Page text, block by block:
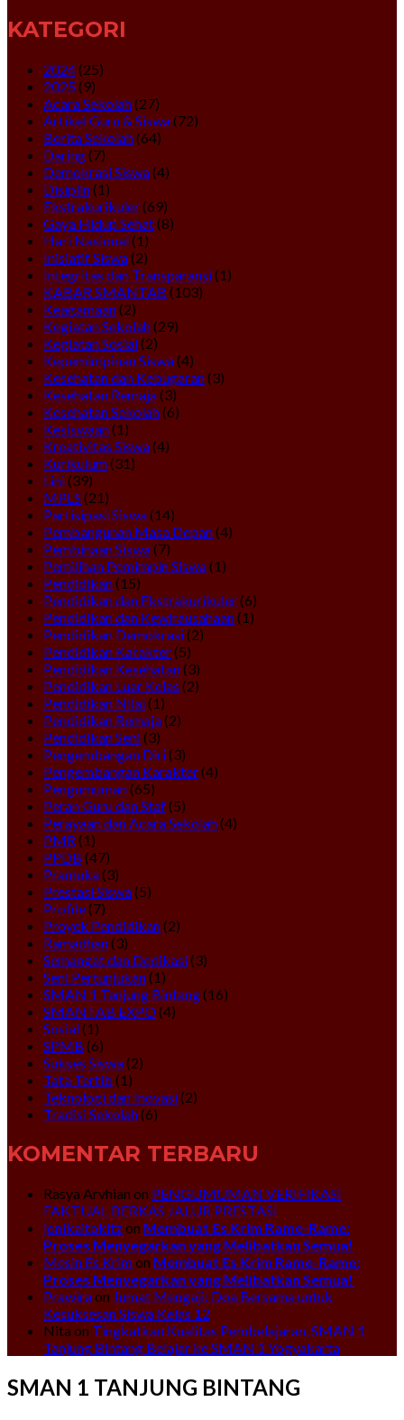
KATEGORI
2024(25)
2025(9)
Acara Sekolah(27)
Artikel Guru & Siswa(72)
Berita Sekolah(64)
Daring(7)
Demokrasi Siswa(4)
Disiplin(1)
Ekstrakurikuler(69)
Gaya Hidup Sehat(8)
Hari Nasional(1)
Inisiatif Siswa(2)
Integritas dan Transparansi(1)
KABAR SMANTAB (103)
Keagamaan(2)
Kegiatan Sekolah(29)
Kegiatan Sosial(2)
Kepemimpinan Siswa(4)
Kesehatan dan Kebugaran(3)
Kesehatan Remaja(3)
Kesehatan Sekolah(6)
Kesiswaan(1)
Kreativitas Siswa(4)
Kurikulum(31)
Lini(39)
MPLS (21)
Partisipasi Siswa(14)
Pembangunan Masa Depan(4)
Pembinaan Siswa(7)
Pemilihan Pemimpin Siswa(1)
Pendidikan(15)
Pendidikan dan Ekstrakurikuler(6)
Pendidikan dan Kewirausahaan(1)
Pendidikan Demokrasi(2)
Pendidikan Karakter(5)
Pendidikan Kesehatan(3)
Pendidikan Luar Kelas (2)
Pendidikan Nilai(1)
Pendidikan Remaja(2)
Pendidikan Seni(3)
Pengembangan Diri(3)
Pengembangan Karakter(4)
Pengumuman(65)
Peran Guru dan Staf(5)
Perayaan dan Acara Sekolah(4)
PMR(1)
PPDB (47)
Pramuka(3)
Prestasi Siswa(5)
Profile(7)
Proyek Pendidikan(2)
Ramadhan(3)
Semangat dan Dedikasi(3)
Seni Pertunjukan(1)
SMAN 1 Tanjung Bintang(16)
SMANTAB EXPO(4)
Sosial(1)
SPMB (6)
Sukses Siswa(2)
Tata Tertib (1)
Teknologi dan Inovasi(2)
Tradisi Sekolah(6)
KOMENTAR TERBARU
Rasya Arvhian on PENGUMUMAN VERIFIKASI
FAKTUAL BERKAS JALUR PRESTASI
jonikaitokitzon Membuat Es Krim Rame-Rame:
Proses Menyegarkan yang Melibatkan Semua!
Mesin Es Krimon Membuat Es Krim Rame-Rame:
Proses Menyegarkan yang Melibatkan Semua!
Prawiraon Jumat Mengaji: Doa Bersama untuk
Kesuksesan Siswa Kelas 12
Nita on Tingkatkan Kualitas Pembelajaran, SMAN 1
Tanjung Bintang Belajar ke SMAN 1 Yogyakarta
SMAN 1 TANJUNG BINTANG